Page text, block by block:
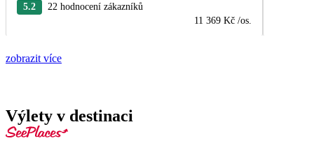
5.2
22 hodnocení zákazníků
11 369 Kč /os.
zobrazit více
Výlety v destinaci